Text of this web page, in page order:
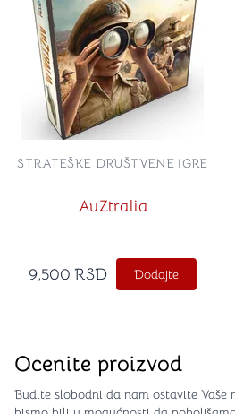
AuZtralia
STRATEŠKE DRUŠTVENE IGRE
9,500 RSD Dodajte
Ocenite proizvod
Budite slobodni da nam ostavite Vaše